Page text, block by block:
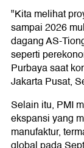
"Kita melihat
sampai 2026
dagang AS-
seperti
Purbaya saat
Jakarta Pusat,
Selain itu, PMI
ekspansi yang
manufaktur,